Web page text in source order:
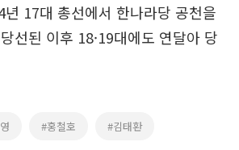
17대 총선에서 한나라당 공천을
선된 이후 18·19대에도 연달아 당
#홍철호 #김태환